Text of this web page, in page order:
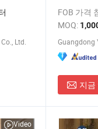
Ltd.
라미네이
FOB 가격
MOQ:
지금
Video